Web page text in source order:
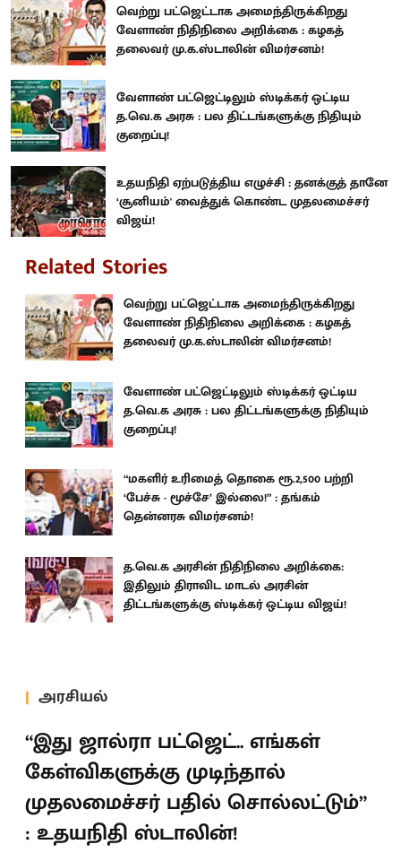
வெற்று பட்ஜெட்டாக அமைந்திருக்கிறது
வேளாண் நிதிநிலை அறிக்கை : கழகத்
தலைவர் மு.க.ஸ்டாலின் விமர்சனம்!
வேளாண் பட்ஜெட்டிலும் ஸ்டிக்கர் ஒட்டிய
த.வெ.க அரசு : பல திட்டங்களுக்கு நிதியும்
குறைப்பு!
உதயநிதி ஏற்படுத்திய எழுச்சி : தனக்குத் தானே
‘சூனியம்' வைத்துக் கொண்ட முதலமைச்சர்
விஜய்!
Related Stories
வெற்று பட்ஜெட்டாக அமைந்திருக்கிறது
வேளாண் நிதிநிலை அறிக்கை : கழகத்
தலைவர் மு.க.ஸ்டாலின் விமர்சனம்!
வேளாண் பட்ஜெட்டிலும் ஸ்டிக்கர் ஒட்டிய
த.வெ.க அரசு : பல திட்டங்களுக்கு நிதியும்
குறைப்பு!
“மகளிர் உரிமைத் தொகை ரூ.2,500 பற்றி
‘பேச்சு - மூச்சே’ இல்லை!” : தங்கம்
தென்னரசு விமர்சனம்!
த.வெ.க அரசின் நிதிநிலை அறிக்கை:
இதிலும் திராவிட மாடல் அரசின்
திட்டங்களுக்கு ஸ்டிக்கர் ஒட்டிய விஜய்!
அரசியல்
“இது ஜால்ரா பட்ஜெட்.. எங்கள்
கேள்விகளுக்கு முடிந்தால்
முதலமைச்சர் பதில் சொல்லட்டும்”
: உதயநிதி ஸ்டாலின்!